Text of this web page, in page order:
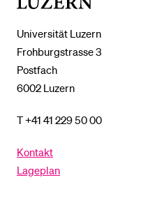
Universität Luzern
Frohburgstrasse 3
Postfach
6002 Luzern
T +41 41 229 50 00
Kontakt
Lageplan